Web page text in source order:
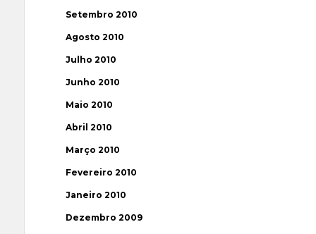
Setembro 2010
Agosto 2010
Julho 2010
Junho 2010
Maio 2010
Abril 2010
Março 2010
Fevereiro 2010
Janeiro 2010
Dezembro 2009